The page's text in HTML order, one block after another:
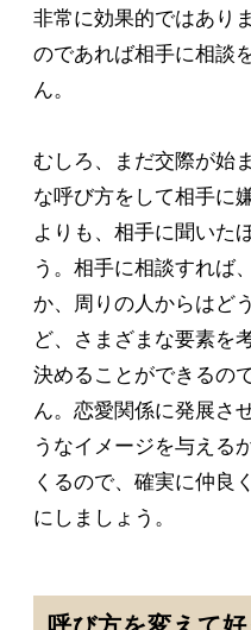
非常に効果的ではあり
のであれば相手に相談
ん。
むしろ、まだ交際が始
な呼び方をして相手に
よりも、相手に聞いた
う。相手に相談すれば
か、周りの人からはど
ど、さまざまな要素を
決めることができるの
ん。恋愛関係に発展さ
うなイメージを与える
くるので、確実に仲良
にしましょう。